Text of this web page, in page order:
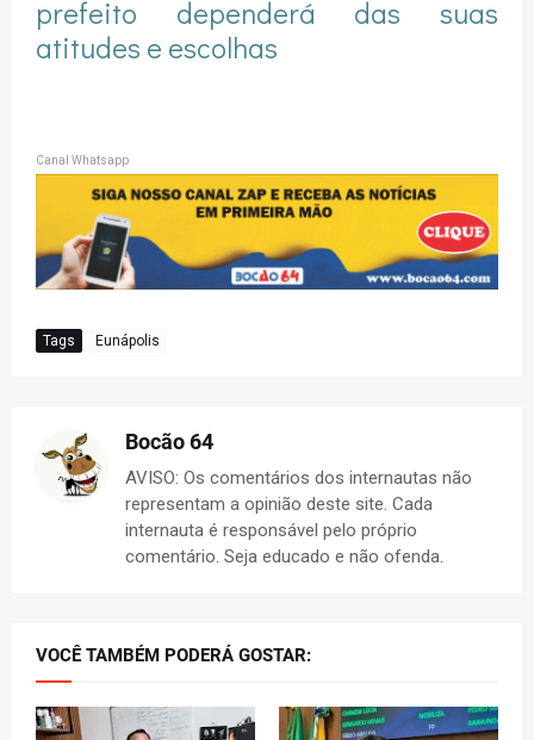
prefeito dependerá das suas
atitudes e escolhas
Canal Whatsapp
Tags Eunápolis
Bocão 64
AVISO: Os comentários dos internautas não
representam a opinião deste site. Cada
internauta é responsável pelo próprio
comentário. Seja educado e não ofenda.
VOCÊ TAMBÉM PODERÁ GOSTAR: